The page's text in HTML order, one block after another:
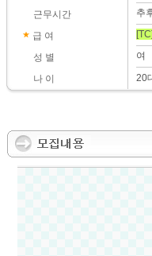
근무시간
급 여
성 별
나 이
추
여
20